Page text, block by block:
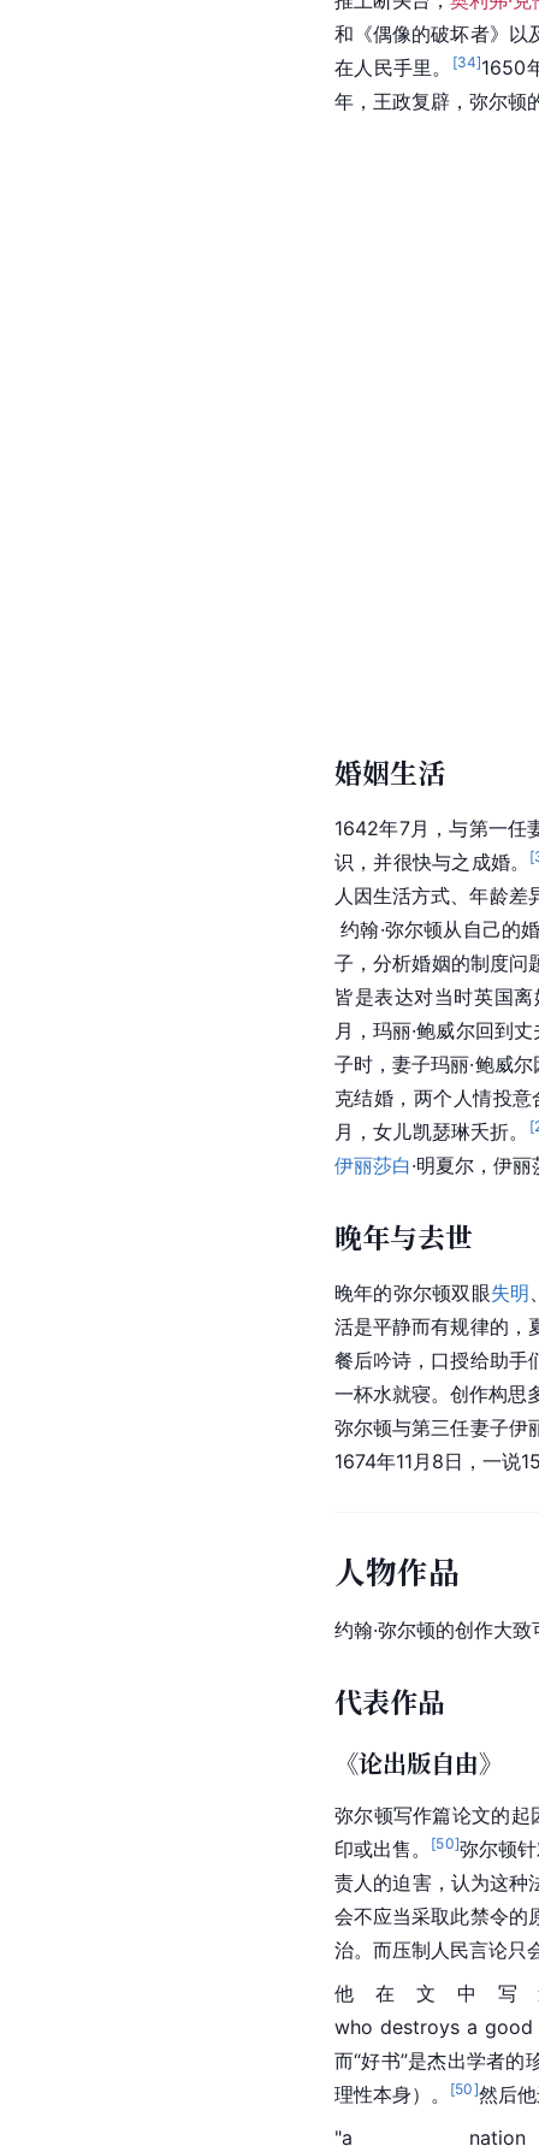
和《偶像的破坏者》以
在人民手里。
[34]1650
年，王政复辟，弥尔顿
婚姻生活
1642年7月，与第一任
识，并很快与之成婚。
[
人因生活方式、年龄
约翰·弥尔顿从自己的
子，分析婚姻的制度问
皆是表达对当时英国
月，玛丽·鲍威尔回到
子时，妻子玛丽·鲍威
克结婚，两个人情投
月，女儿凯瑟琳夭折。
[
伊丽莎白·明夏尔，伊
晚年与去世
晚年的弥尔顿双眼失明
活是平静而有规律的，
餐后吟诗，口授给助手
一杯水就寝。创作构思
弥尔顿与第三任妻子伊
1674年11月8日，一说
人物作品
约翰·弥尔顿的创作大
代表作品
《论出版自由》
弥尔顿写作篇论文的起
印或出售。
[50]弥尔顿
责人的迫害，认为这种
会不应当采取此禁令的
治。而压制人民言论只
他在文中写道
who destroys a
而“好书”是杰出学者的
理性本身）。
[50]然后
"a nation